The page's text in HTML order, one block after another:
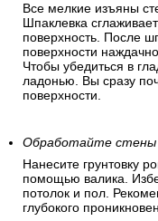
Все мелкие изъяны
Шпаклевка
поверхность. После
поверхности
Чтобы убедиться в
ладонью. Вы сразу
поверхности.
Обработайте стены
Нанесите грунтовку
помощью валика.
потолок и пол.
глубокого